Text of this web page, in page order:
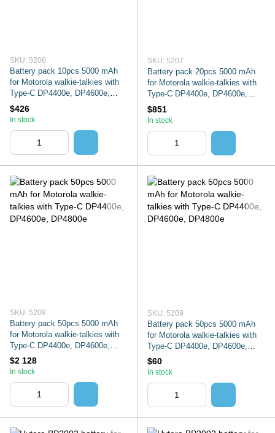
SKU: 5206
Battery pack 10pcs 5000 mAh
for Motorola walkie-talkies with
Type-C DP4400e, DP4600e,
DP4800e
$426
In stock
SKU: 5207
Battery pack 20pcs 5000 mAh
for Motorola walkie-talkies with
Type-C DP4400e, DP4600e,
DP4800e
$851
In stock
SKU: 5208
Battery pack 50pcs 5000 mAh
for Motorola walkie-talkies with
Type-C DP4400e, DP4600e,
DP4800e
$2 128
In stock
SKU: 5209
Battery pack 50pcs 5000 mAh
for Motorola walkie-talkies with
Type-C DP4400e, DP4600e,
DP4800e
$60
In stock